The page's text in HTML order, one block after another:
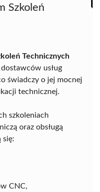
Szkoleń
Technicznych
usług
świadczy o jej mocnej
technicznej.
szkoleniach
oraz obsługą
się:
CNC,